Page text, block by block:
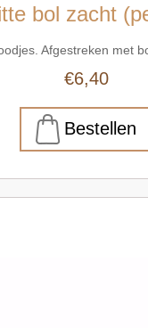
bol zacht
Afgestreken met
€6,40